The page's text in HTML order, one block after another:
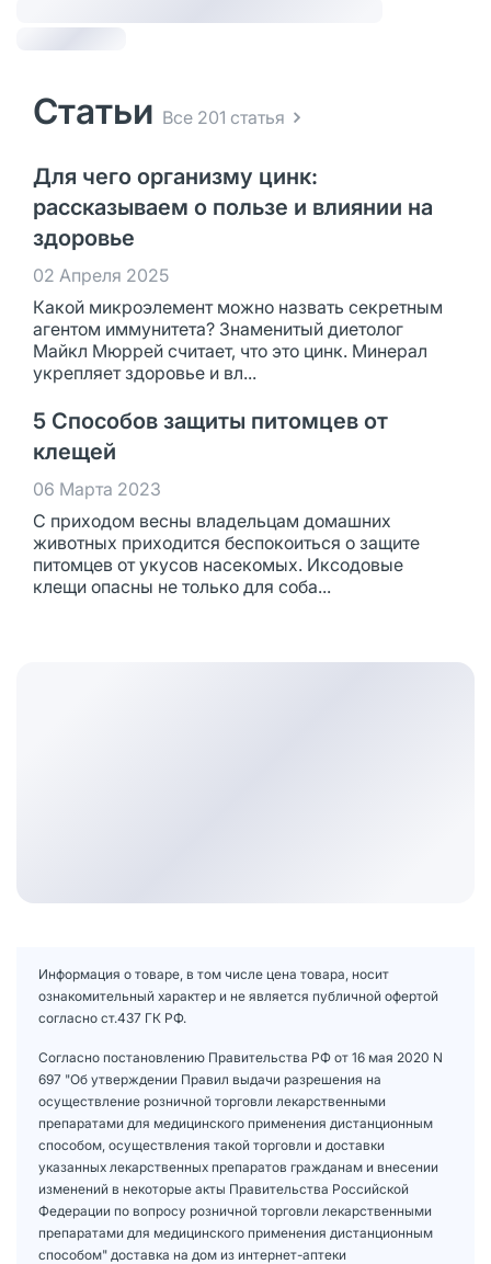
Статьи Все 201 статья
Для чего организму цинк:
рассказываем о пользе и влиянии на
здоровье
02 Апреля 2025
Какой микроэлемент можно назвать секретным
агентом иммунитета? Знаменитый диетолог
Майкл Мюррей считает, что это цинк. Минерал
укрепляет здоровье и вл...
5 Способов защиты питомцев от
клещей
06 Марта 2023
С приходом весны владельцам домашних
животных приходится беспокоиться о защите
питомцев от укусов насекомых. Иксодовые
клещи опасны не только для соба...
Информация о товаре, в том числе цена товара, носит
ознакомительный характер и не является публичной офертой
согласно ст.437 ГК РФ.
Согласно постановлению Правительства РФ от 16 мая 2020 N
697 "Об утверждении Правил выдачи разрешения на
осуществление розничной торговли лекарственными
препаратами для медицинского применения дистанционным
способом, осуществления такой торговли и доставки
указанных лекарственных препаратов гражданам и внесении
изменений в некоторые акты Правительства Российской
Федерации по вопросу розничной торговли лекарственными
препаратами для медицинского применения дистанционным
способом" доставка на дом из интернет-аптеки